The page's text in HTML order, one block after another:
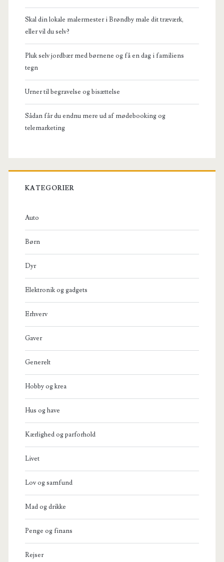
Skal din lokale malermester i Brøndby male dit træværk,
eller vil du selv?
Pluk selv jordbær med børnene og få en dag i familiens
tegn
Urner til begravelse og bisættelse
Sådan får du endnu mere ud af mødebooking og
telemarketing
KATEGORIER
Auto
Børn
Dyr
Elektronik og gadgets
Erhverv
Gaver
Generelt
Hobby og krea
Hus og have
Kærlighed og parforhold
Livet
Lov og samfund
Mad og drikke
Penge og finans
Rejser